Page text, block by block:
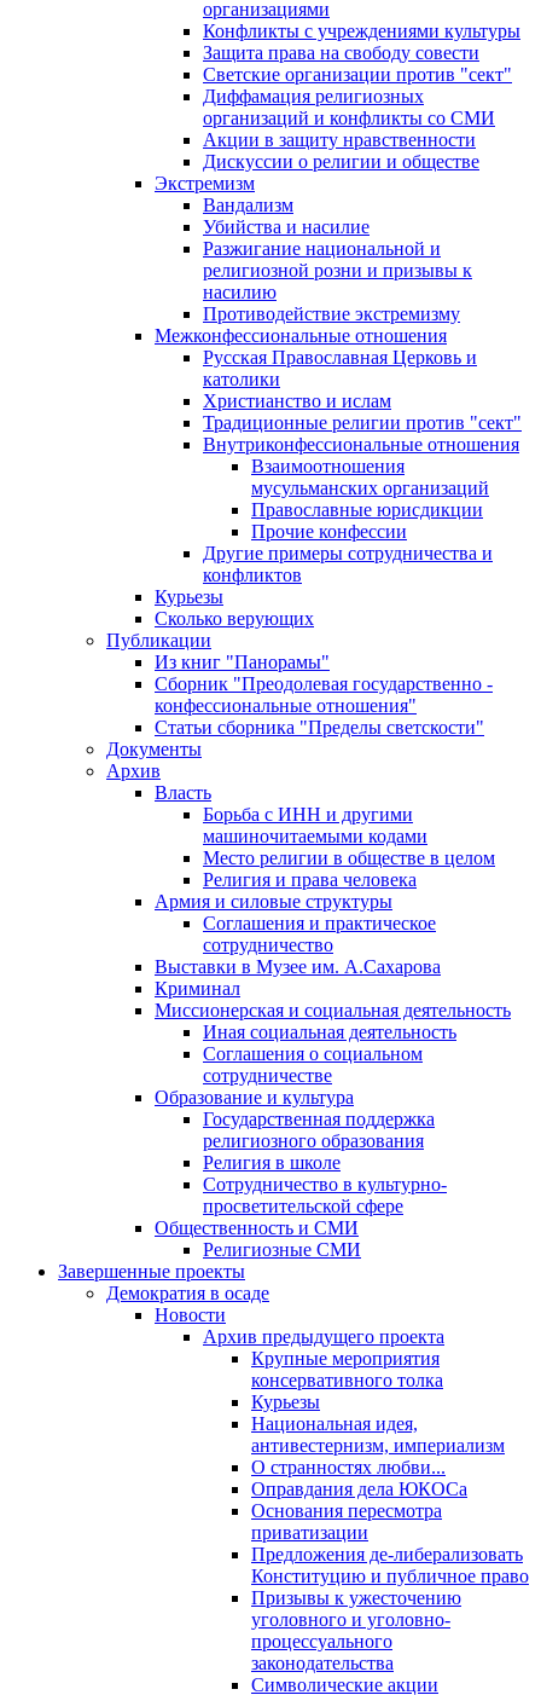
организациями
Конфликты с учреждениями культуры
Защита права на свободу совести
Светские организации против "сект"
Диффамация религиозных
организаций и конфликты со СМИ
Акции в защиту нравственности
Дискуссии о религии и обществе
Экстремизм
Вандализм
Убийства и насилие
Разжигание национальной и
религиозной розни и призывы к
насилию
Противодействие экстремизму
Межконфессиональные отношения
Русская Православная Церковь и
католики
Христианство и ислам
Традиционные религии против "сект"
Внутриконфессиональные отношения
Взаимоотношения
мусульманских организаций
Православные юрисдикции
Прочие конфессии
Другие примеры сотрудничества и
конфликтов
Курьезы
Сколько верующих
Публикации
Из книг "Панорамы"
Сборник "Преодолевая государственно -
конфессиональные отношения"
Статьи сборника "Пределы светскости"
Документы
Архив
Власть
Борьба с ИНН и другими
машиночитаемыми кодами
Место религии в обществе в целом
Религия и права человека
Армия и силовые структуры
Соглашения и практическое
сотрудничество
Выставки в Музее им. А.Сахарова
Криминал
Миссионерская и социальная деятельность
Иная социальная деятельность
Соглашения о социальном
сотрудничестве
Образование и культура
Государственная поддержка
религиозного образования
Религия в школе
Сотрудничество в культурно-
просветительской сфере
Общественность и СМИ
Религиозные СМИ
Завершенные проекты
Демократия в осаде
Новости
Архив предыдущего проекта
Крупные мероприятия
консервативного толка
Курьезы
Национальная идея,
антивестернизм, империализм
О странностях любви...
Оправдания дела ЮКОСа
Основания пересмотра
приватизации
Предложения де-либерализовать
Конституцию и публичное право
Призывы к ужесточению
уголовного и уголовно-
процессуального
законодательства
Символические акции